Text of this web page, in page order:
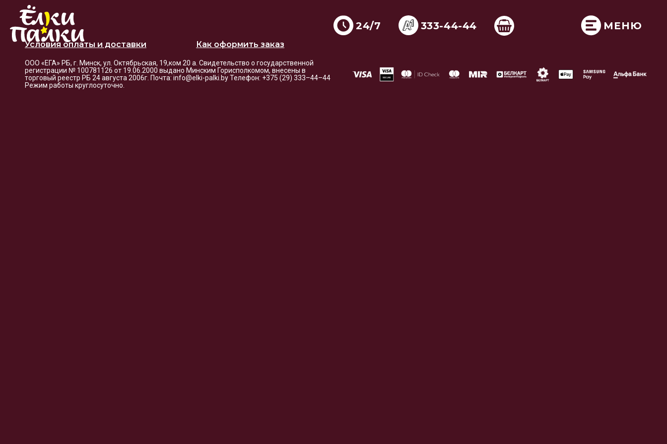
24/7 333-44-44 МЕНЮ
Условия оплаты и доставки Как оформить заказ
ООО «ЕГА» РБ, г. Минск, ул. Октябрьская, 19,ком 20 а. Свидетельство о государственной
регистрации № 100781126 от 19.06.2000 выдано Минским Горисполкомом, внесены в
торговый реестр РБ 24 августа 2006г. Почта: info@elki-palki.by Телефон: +375 (29) 333–44–44
Режим работы круглосуточно.